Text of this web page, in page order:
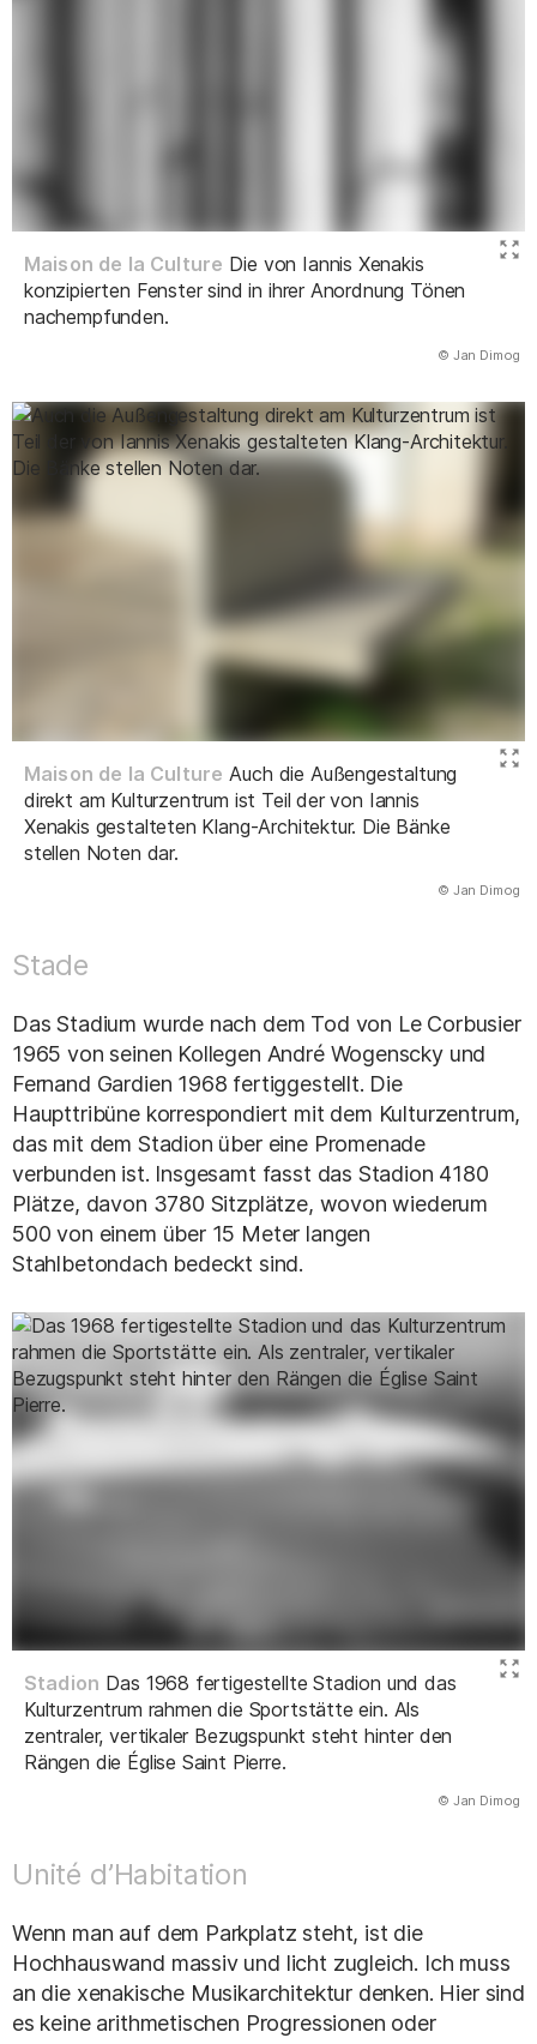
Maison de la Culture Die von Iannis Xenakis
konzipierten Fenster sind in ihrer Anordnung Tönen
nachempfunden.
© Jan Dimog
Maison de la Culture Auch die Außengestaltung
direkt am Kulturzentrum ist Teil der von Iannis
Xenakis gestalteten Klang-Architektur. Die Bänke
stellen Noten dar.
© Jan Dimog
Stade
Das Stadium wurde nach dem Tod von Le Corbusier
1965 von seinen Kollegen André Wogenscky und
Fernand Gardien 1968 fertiggestellt. Die
Haupttribüne korrespondiert mit dem Kulturzentrum,
das mit dem Stadion über eine Promenade
verbunden ist. Insgesamt fasst das Stadion 4180
Plätze, davon 3780 Sitzplätze, wovon wiederum
500 von einem über 15 Meter langen
Stahlbetondach bedeckt sind.
Stadion Das 1968 fertigestellte Stadion und das
Kulturzentrum rahmen die Sportstätte ein. Als
zentraler, vertikaler Bezugspunkt steht hinter den
Rängen die Église Saint Pierre.
© Jan Dimog
Unité d’Habitation
Wenn man auf dem Parkplatz steht, ist die
Hochhauswand massiv und licht zugleich. Ich muss
an die xenakische Musikarchitektur denken. Hier sind
es keine arithmetischen Progressionen oder